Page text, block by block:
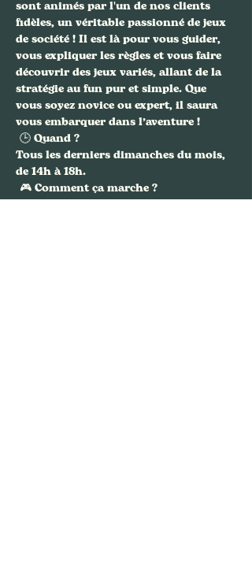
sont animés par l'un de nos clients
fidèles, un véritable passionné de jeux
de société ! Il est là pour vous guider,
vous expliquer les règles et vous faire
découvrir des jeux variés, allant de la
stratégie au fun pur et simple. Que
vous soyez novice ou expert, il saura
vous embarquer dans l’aventure !
🕒 Quand ?
Tous les derniers dimanches du mois,
de 14h à 18h.
🎮 Comment ça marche ?